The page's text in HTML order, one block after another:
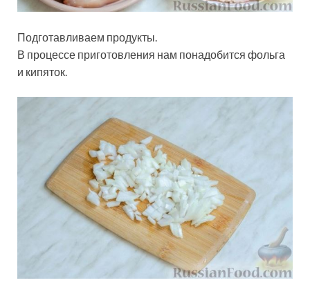
Подготавливаем продукты.
В процессе приготовления нам понадобится фольга
и кипяток.